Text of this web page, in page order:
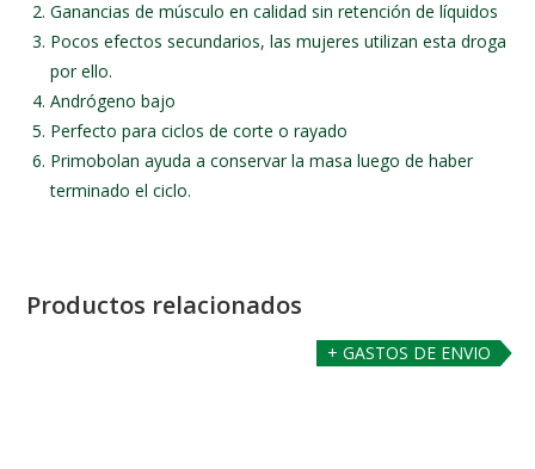
Ganancias de músculo en calidad sin retención de líquidos
Pocos efectos secundarios, las mujeres utilizan esta droga
por ello.
Andrógeno bajo
Perfecto para ciclos de corte o rayado
Primobolan ayuda a conservar la masa luego de haber
terminado el ciclo.
Productos relacionados
+ GASTOS DE ENVIO